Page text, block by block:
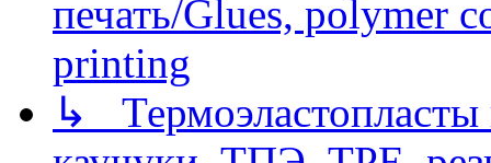
печать/Glues, polymer
printing
↳